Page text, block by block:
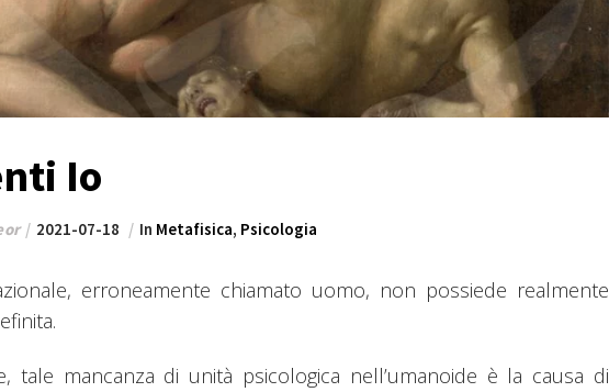
Io
2021-07-18 In Metafisica, Psicologia
erroneamente chiamato uomo, non possiede realmente
tale mancanza di unità psicologica nell’umanoide è la causa di